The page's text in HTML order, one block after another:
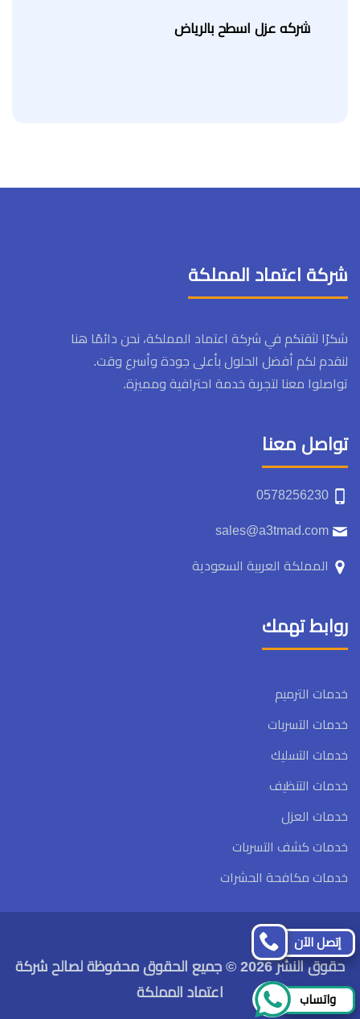
شركه عزل اسطح بالرياض
شركة اعتماد المملكة
شكرًا لثقتكم في شركة اعتماد المملكة، نحن دائمًا هنا
لنقدم لكم أفضل الحلول بأعلى جودة وأسرع وقت.
تواصلوا معنا لتجربة خدمة احترافية ومميزة.
تواصل معنا
المملكة العربية السعودية
روابط تهمك
خدمات الترميم
خدمات التسربات
خدمات التسليك
خدمات التنظيف
خدمات العزل
خدمات كشف التسربات
خدمات مكافحة الحشرات
تابعنا
على
فيسبوك
تابعنا
على
تويتر
حقوق النشر 2026 © جميع الحقوق محفوظة لصالح شركة
اعتماد المملكة
إتصل الآن
واتساب